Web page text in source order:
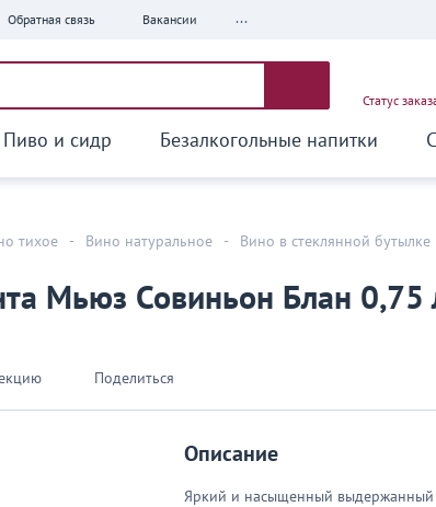
Обратная связь Вакансии ...
Статус
Пиво и сидр Безалкогольные напитки
тихое - Вино натуральное - Вино в стеклянной бутылке
Мьюз Совиньон Блан 0,75
Поделиться
Описание
Яркий и насыщенный выдержанный